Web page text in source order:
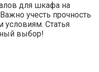
для шкафа на
учесть прочность
условиям. Статья
выбор!